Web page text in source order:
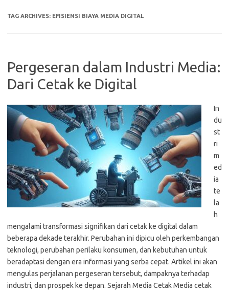
TAG ARCHIVES: EFISIENSI BIAYA MEDIA DIGITAL
Pergeseran dalam Industri Media:
Dari Cetak ke Digital
In
du
st
ri
m
ed
ia
te
la
h
mengalami transformasi signifikan dari cetak ke digital dalam
beberapa dekade terakhir. Perubahan ini dipicu oleh perkembangan
teknologi, perubahan perilaku konsumen, dan kebutuhan untuk
beradaptasi dengan era informasi yang serba cepat. Artikel ini akan
mengulas perjalanan pergeseran tersebut, dampaknya terhadap
industri, dan prospek ke depan. Sejarah Media Cetak Media cetak